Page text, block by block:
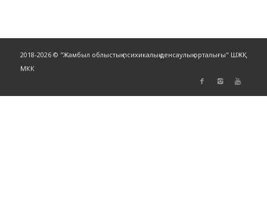
2018-2026 © "Жамбыл облыстық психикалық денсаулық орталығы" ШЖҚ
МКК